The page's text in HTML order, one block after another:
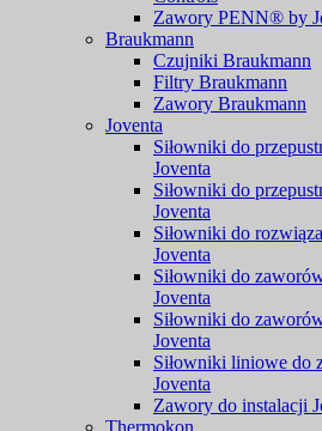
Zawory PENN® by
Braukmann
Czujniki Braukmann
Filtry Braukmann
Zawory Braukmann
Joventa
Siłowniki do
Joventa
Siłowniki do
Joventa
Siłowniki do
Joventa
Siłowniki do
Joventa
Siłowniki do
Joventa
Siłowniki liniowe do
Joventa
Zawory do instalacji
Thermokon